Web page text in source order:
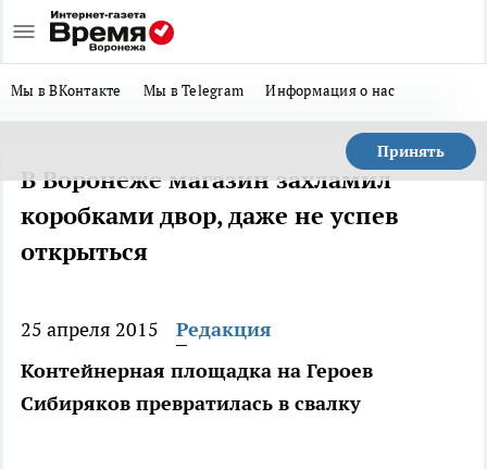
Мы в ВКонтакте Мы в Telegram Информация о нас
Принять
В Воронеже магазин захламил
коробками двор, даже не успев
открыться
25 апреля 2015
Редакция
Контейнерная площадка на Героев
Сибиряков превратилась в свалку